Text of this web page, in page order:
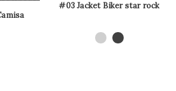
#03 Jacket Biker star rock